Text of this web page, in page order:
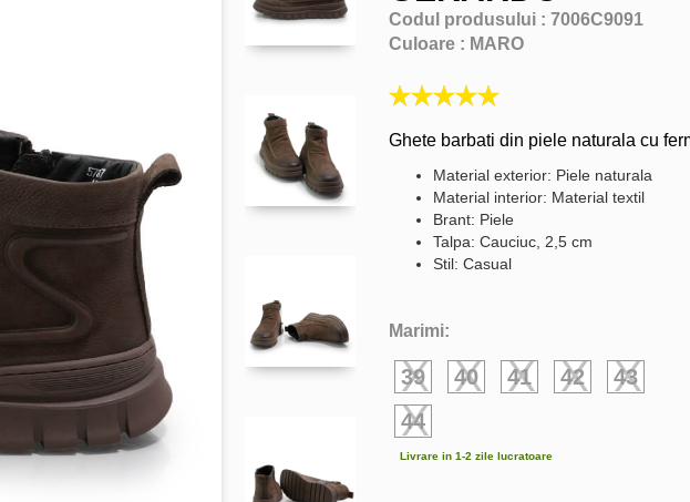
Codul produsului : 7006C9091
Culoare : MARO
Ghete barbati din piele naturala cu
Material exterior: Piele naturala
Material interior: Material textil
Brant: Piele
Talpa: Cauciuc, 2,5 cm
Stil: Casual
Marimi:
39 40 41 42
43
44
Livrare in 1-2 zile lucratoare